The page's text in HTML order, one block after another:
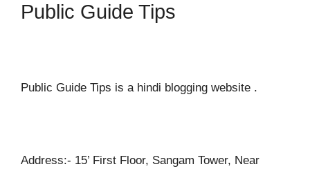
Public Guide Tips
Public Guide Tips is a hindi blogging website .
Address:- 15’ First Floor, Sangam Tower, Near